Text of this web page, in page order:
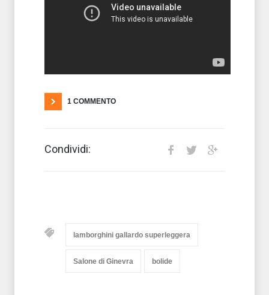
1 COMMENTO
Condividi:
lamborghini gallardo superleggera
Salone di Ginevra bolide